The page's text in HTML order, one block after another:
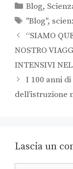
Blog,
"Blog",
“SIAMO
NOSTRO
INTENSIVI
I 100 anni
dell’istruzione
Lascia un